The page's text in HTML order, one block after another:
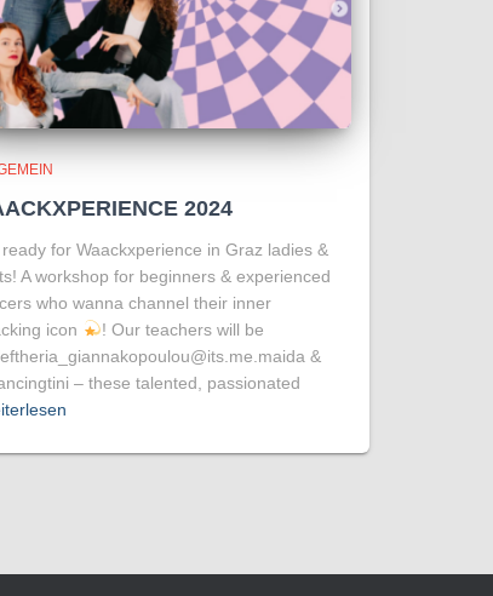
2024
for Waackxperience in Graz ladies &
A workshop for beginners & experienced
who wanna channel their inner
icon
! Our teachers will be
&
– these talented, passionated